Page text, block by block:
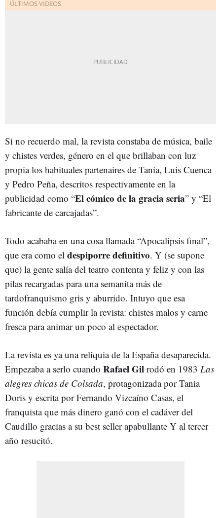
Si no recuerdo mal, la revista constaba de música, baile
y chistes verdes, género en el que brillaban con luz
propia los habituales partenaires de Tania, Luis Cuenca
y Pedro Peña, descritos respectivamente en la
publicidad como “El cómico de la gracia seria” y “El
fabricante de carcajadas”.
Todo acababa en una cosa llamada “Apocalipsis final”,
que era como el despiporredefinitivo. Y (se supone
que) la gente salía del teatro contenta y feliz y con las
pilas recargadas para una semanita más de
tardofranquismo gris y aburrido. Intuyo que esa
función debía cumplir la revista: chistes malos y carne
fresca para animar un poco al espectador.
La revista es ya una reliquia de la España desaparecida.
Empezaba a serlo cuando Rafael Gil rodó en 1983 Las
alegres chicas de Colsada, protagonizada por Tania
Doris y escrita por Fernando Vizcaíno Casas, el
franquista que más dinero ganó con el cadáver del
Caudillo gracias a su best seller apabullante Y al tercer
año resucitó.